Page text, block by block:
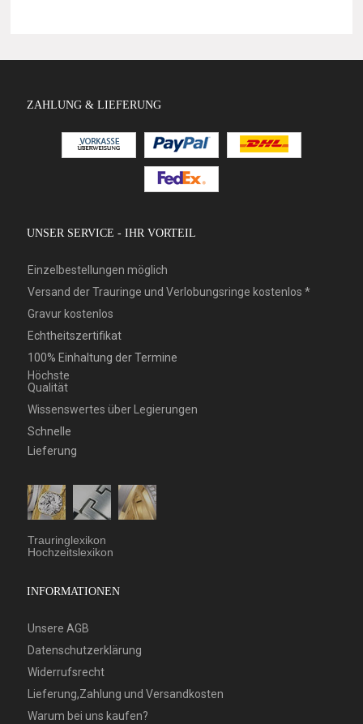
ZAHLUNG & LIEFERUNG
UNSER SERVICE - IHR VORTEIL
Einzelbestellungen möglich
Versand der Trauringe und Verlobungsringe kostenlos *
Gravur kostenlos
Echtheitszertifikat
100% Einhaltung der Termine
Höchste
Qualität
Wissenswertes über Legierungen
Schnelle
Lieferung
Trauringlexikon
Hochzeitslexikon
INFORMATIONEN
Unsere AGB
Datenschutzerklärung
Widerrufsrecht
Lieferung,Zahlung und Versandkosten
Warum bei uns kaufen?